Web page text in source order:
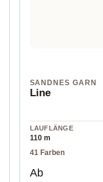
SANDNES GARN
Line
LAUFLÄNGE
110 m
41 Farben
Regulärer Preis:
Ab